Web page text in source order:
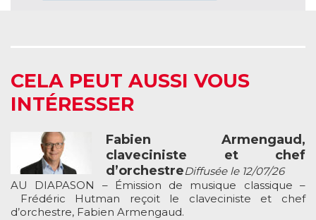
CELA PEUT AUSSI VOUS
INTÉRESSER
Fabien Armengaud,
claveciniste et chef
d’orchestreDiffusée le 12/07/26
AU DIAPASON – Émission de musique classique –
Frédéric Hutman reçoit le claveciniste et chef
d’orchestre, Fabien Armengaud.